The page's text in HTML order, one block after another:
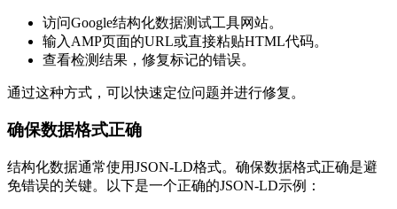
访问Google结构化数据测试工具网站。
输入AMP页面的URL或直接粘贴HTML代码。
查看检测结果，修复标记的错误。
通过这种方式，可以快速定位问题并进行修复。
确保数据格式正确
结构化数据通常使用JSON-LD格式。确保数据格式正确是避
免错误的关键。以下是一个正确的JSON-LD示例：